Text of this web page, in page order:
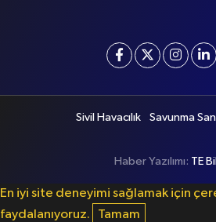
Sivil Havacılık Savunma
Haber Yazılımı: TE
En iyi site deneyimi sağlamak için
faydalanıyoruz.
Tamam